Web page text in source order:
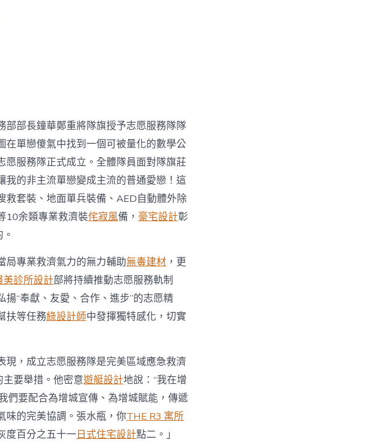
部長鐘華鄭重將隊旗授予志愿服務隊隊
單戀傻氣中找到一個可被量化的數學公
服務隊正式成立。全體隊員面對隊旗莊
我的非主流單戀變成主流的普通愛戀！這
救套裝、地面單兵裝備、AED自動體外除
10余類專業救濟裝侘寂風備， 豪宅設計彰
局專業救濟氣力的無力輔助無毒建材 ，更
美診所設計部將持續推動志愿服務軌制
揚“奉獻、友愛、合作、進步”的志愿精
扶等任務綠設計師中發揮獨特感化，切實
現，成立志愿服務隊是完美區域應急救濟
要舉措。他密意遊艇設計地說：“我在增
們要配合為增城宣傳、為增城賦能，傳遞
味的完美協調。張水瓶，你THE R3 寓所
度百分之五十一日式住宅設計點二。」